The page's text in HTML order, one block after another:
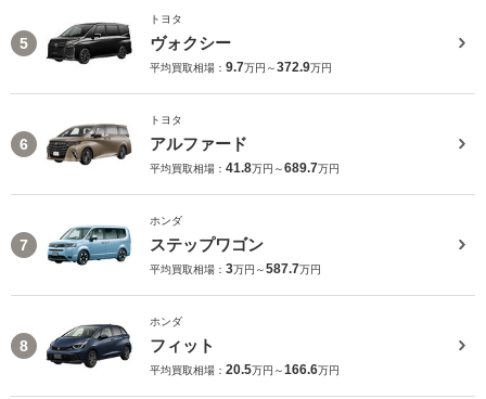
5
トヨタ
ヴォクシー
平均買取相場： 9.7万円～372.9万円
6
トヨタ
アルファード
平均買取相場： 41.8万円～689.7万円
7
ホンダ
ステップワゴン
平均買取相場： 3万円～587.7万円
8
ホンダ
フィット
平均買取相場： 20.5万円～166.6万円